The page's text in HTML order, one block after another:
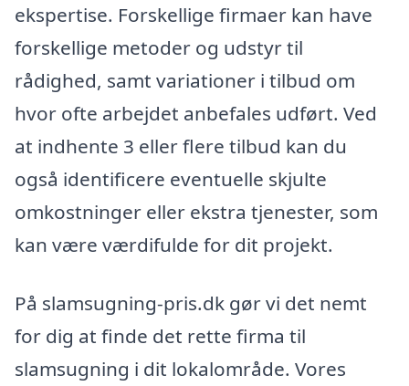
ekspertise. Forskellige firmaer kan have
forskellige metoder og udstyr til
rådighed, samt variationer i tilbud om
hvor ofte arbejdet anbefales udført. Ved
at indhente 3 eller flere tilbud kan du
også identificere eventuelle skjulte
omkostninger eller ekstra tjenester, som
kan være værdifulde for dit projekt.
På slamsugning-pris.dk gør vi det nemt
for dig at finde det rette firma til
slamsugning i dit lokalområde. Vores